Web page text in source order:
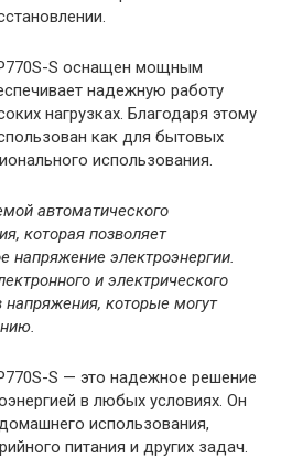
S оснащен мощным
надежную работу
нагрузках. Благодаря этому
как для бытовых
использования.
автоматического
которая позволяет
напряжение электроэнергии.
и электрического
напряжения, которые могут
S — это надежное решение
в любых условиях. Он
использования,
питания и других задач.